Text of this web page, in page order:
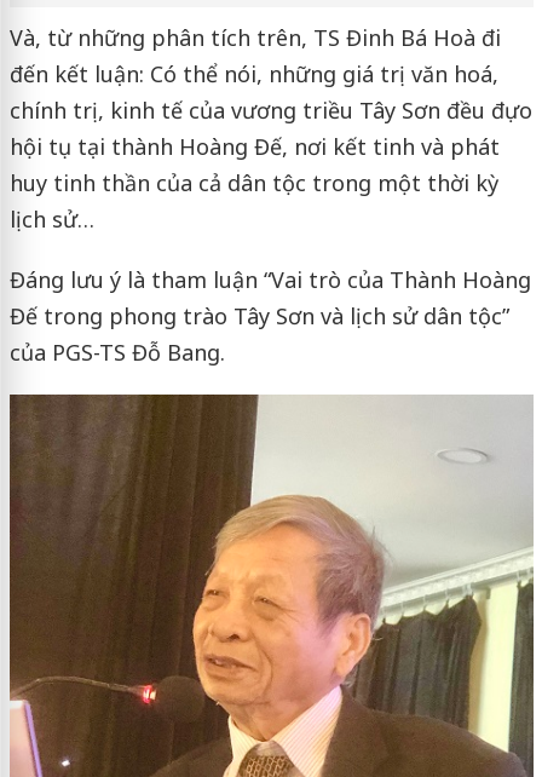
Và, từ những phân tích trên, TS Đinh Bá Hoà đi
đến kết luận: Có thể nói, những giá trị văn hoá,
chính trị, kinh tế của vương triều Tây Sơn đều đựo
hội tụ tại thành Hoàng Đế, nơi kết tinh và phát
huy tinh thần của cả dân tộc trong một thời kỳ
lịch sử…
Đáng lưu ý là tham luận “Vai trò của Thành Hoàng
Đế trong phong trào Tây Sơn và lịch sử dân tộc”
của PGS-TS Đỗ Bang.